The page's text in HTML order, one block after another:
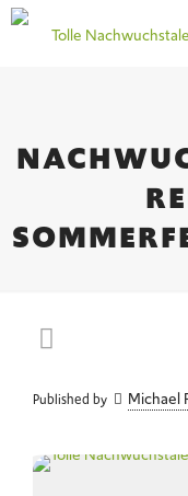
Published by Michael